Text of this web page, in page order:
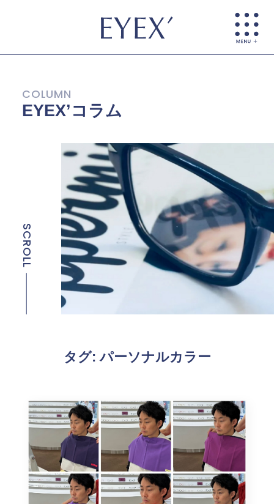
EYEX’コラム
SCROLL
タグ:パーソナルカラー